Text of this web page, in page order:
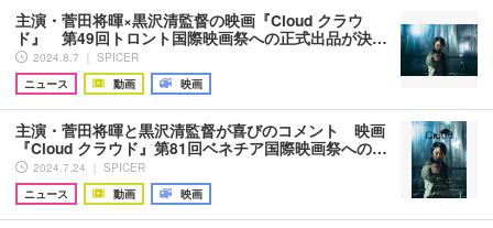
主演・菅田将暉×黒沢清監督の映画『Cloud クラウ
ド』 第49回トロント国際映画祭への正式出品が決…
2024.8.7 ｜ SPICER
ニュース
動画 映画
主演・菅田将暉と黒沢清監督が喜びのコメント 映画
『Cloud クラウド』第81回ベネチア国際映画祭への…
2024.7.24 ｜ SPICER
ニュース
動画 映画